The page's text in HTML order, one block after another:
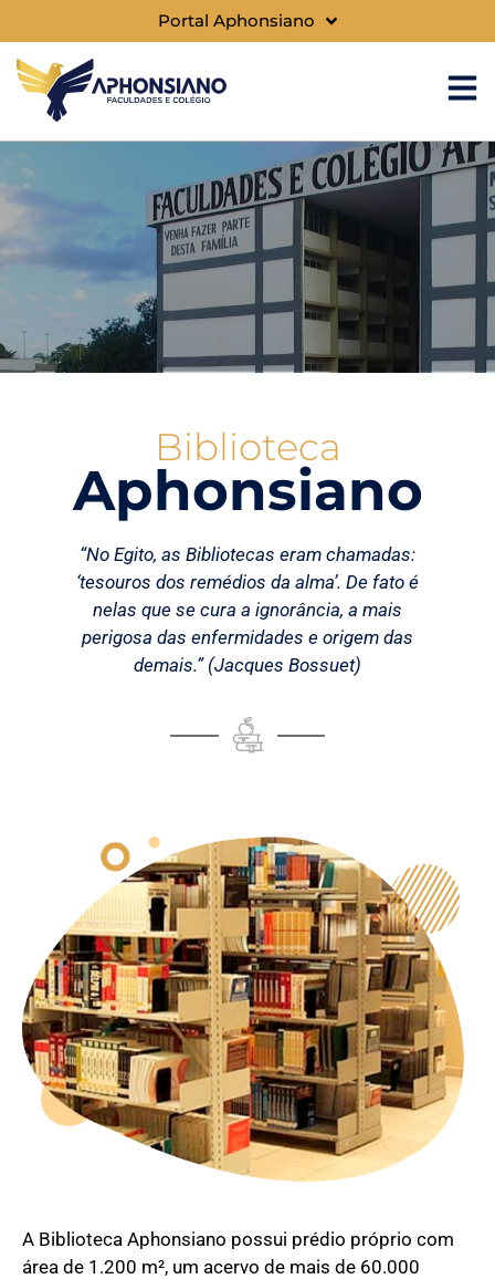
Portal Aphonsiano
Biblioteca
Aphonsiano
“No Egito, as Bibliotecas eram chamadas:
‘tesouros dos remédios da alma’. De fato é
nelas que se cura a ignorância, a mais
perigosa das enfermidades e origem das
demais.” (Jacques Bossuet)
A Biblioteca Aphonsiano possui prédio próprio com
área de 1.200 m², um acervo de mais de 60.000